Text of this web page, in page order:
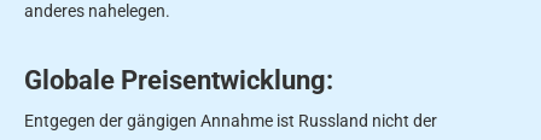
anderes nahelegen.
Globale Preisentwicklung:
Entgegen der gängigen Annahme ist Russland nicht der